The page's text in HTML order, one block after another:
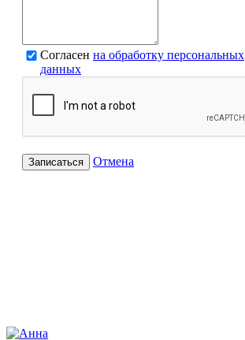
Согласен на обработку персональных
данных
Записаться Отмена